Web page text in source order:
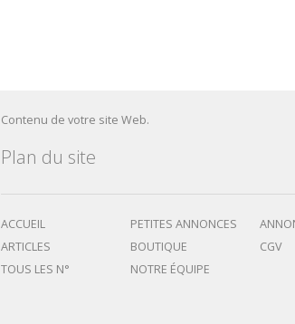
Contenu de votre site Web.
Plan du site
ACCUEIL
ARTICLES
TOUS LES N°
PETITES ANNONCES
BOUTIQUE
CGV
NOTRE ÉQUIPE